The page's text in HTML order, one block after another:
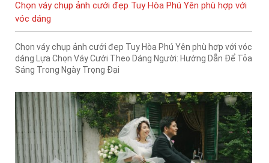
Chọn váy chụp ảnh cưới đẹp Tuy Hòa Phú Yên phù hợp với
vóc dáng
Chọn váy chụp ảnh cưới đẹp Tuy Hòa Phú Yên phù hợp với vóc
dáng Lựa Chọn Váy Cưới Theo Dáng Người: Hướng Dẫn Để Tỏa
Sáng Trong Ngày Trọng Đại